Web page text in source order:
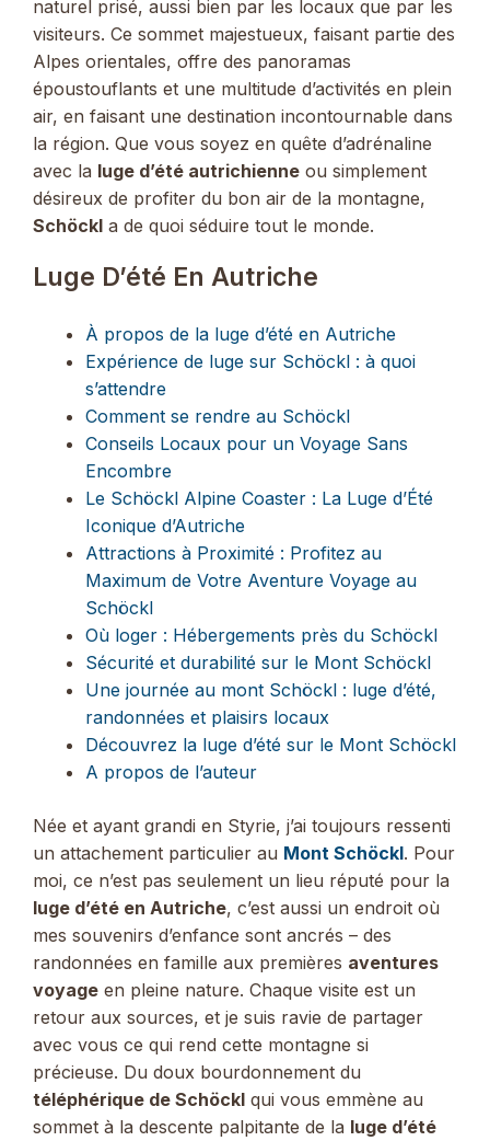
naturel prisé, aussi bien par les locaux que par les
visiteurs. Ce sommet majestueux, faisant partie des
Alpes orientales, offre des panoramas
époustouflants et une multitude d’activités en plein
air, en faisant une destination incontournable dans
la région. Que vous soyez en quête d’adrénaline
avec la luge d’été autrichienne ou simplement
désireux de profiter du bon air de la montagne,
Schöckl a de quoi séduire tout le monde.
Luge D’été En Autriche
À propos de la luge d’été en Autriche
Expérience de luge sur Schöckl : à quoi
s’attendre
Comment se rendre au Schöckl
Conseils Locaux pour un Voyage Sans
Encombre
Le Schöckl Alpine Coaster : La Luge d’Été
Iconique d’Autriche
Attractions à Proximité : Profitez au
Maximum de Votre Aventure Voyage au
Schöckl
Où loger : Hébergements près du Schöckl
Sécurité et durabilité sur le Mont Schöckl
Une journée au mont Schöckl : luge d’été,
randonnées et plaisirs locaux
Découvrez la luge d’été sur le Mont Schöckl
A propos de l’auteur
Née et ayant grandi en Styrie, j’ai toujours ressenti
un attachement particulier au Mont Schöckl. Pour
moi, ce n’est pas seulement un lieu réputé pour la
luge d’été en Autriche, c’est aussi un endroit où
mes souvenirs d’enfance sont ancrés – des
randonnées en famille aux premières aventures
voyage en pleine nature. Chaque visite est un
retour aux sources, et je suis ravie de partager
avec vous ce qui rend cette montagne si
précieuse. Du doux bourdonnement du
téléphérique de Schöckl qui vous emmène au
sommet à la descente palpitante de la luge d’été